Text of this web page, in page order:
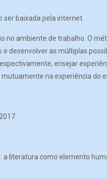
ser baixada pela internet.
ambiente de trabalho. O
desenvolver as múltiplas
ensejar
na experiência do
a literatura como elemento